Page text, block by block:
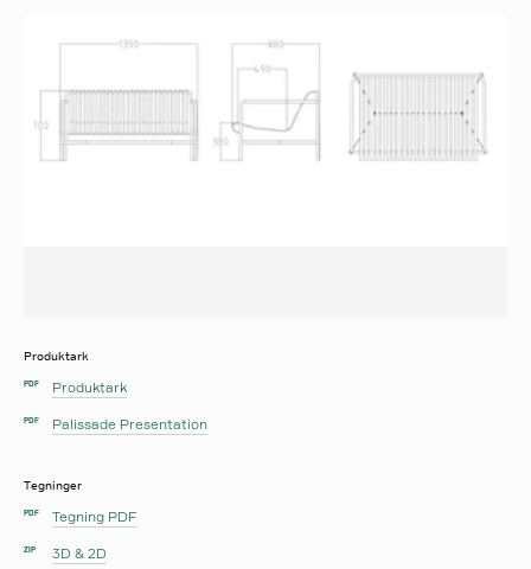
Produktark
PDF Produktark
PDF Palissade Presentation
Tegninger
PDF Tegning PDF
ZIP 3D & 2D